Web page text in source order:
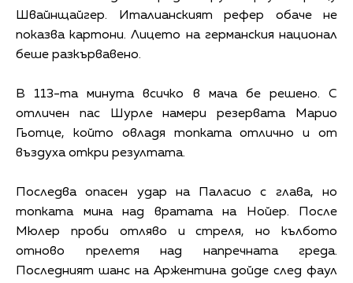
Швайнщайгер. Италианският рефер обаче не
показва картони. Лицето на германския национал
беше разкървавено.
В 113-та минута всичко в мача бе решено. С
отличен пас Шурле намери резервата Марио
Гьотце, който овладя топката отлично и от
въздуха откри резултата.
Последва опасен удар на Паласио с глава, но
топката мина над вратата на Нойер. После
Мюлер проби отляво и стреля, но кълбото
отново прелетя над напречната греда.
Последният шанс на Аржентина дойде след фаул